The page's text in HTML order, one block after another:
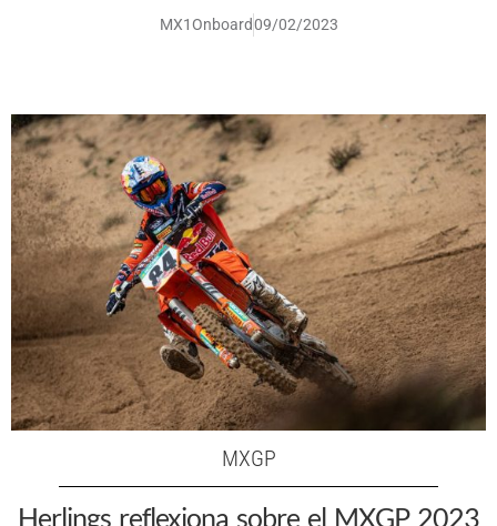
MX1Onboard09/02/2023
MXGP
Herlings reflexiona sobre el MXGP 2023